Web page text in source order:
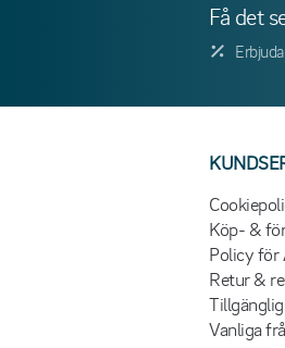
Få det
Köp- &
Policy för
Retur &
Vanliga